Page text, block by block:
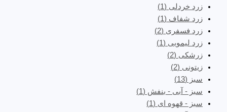
زرد خردلی (1)
زرد شفاف (1)
زرد فسفری (2)
زرد لیمویی (1)
زرشکی (2)
زیتونی (2)
سبز (13)
سبز - آبی - بنفش (1)
سبز - قهوه ای (1)